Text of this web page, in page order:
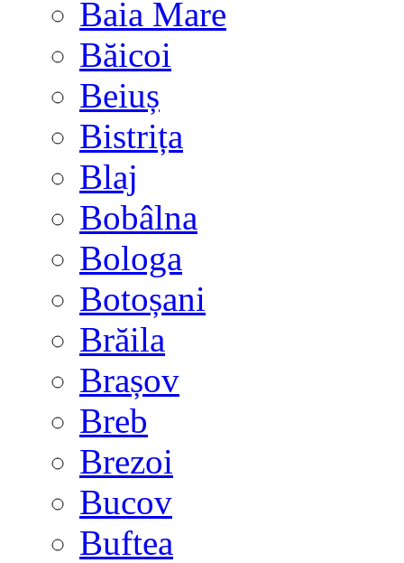
Baia Mare
Băicoi
Beiuș
Bistrița
Blaj
Bobâlna
Bologa
Botoșani
Brăila
Brașov
Breb
Brezoi
Bucov
Buftea